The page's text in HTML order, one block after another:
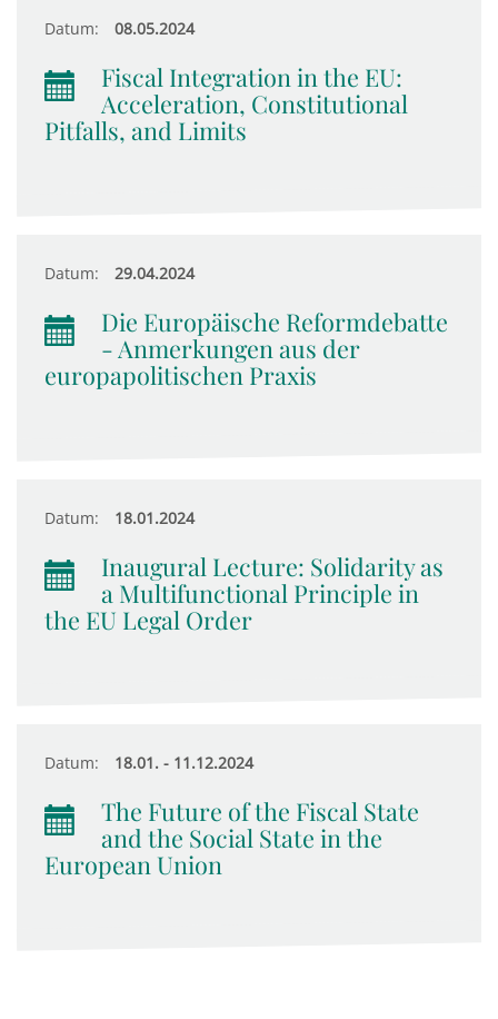
Datum: 08.05.2024
Fiscal Integration in the EU:
Acceleration, Constitutional
Pitfalls, and Limits
Datum: 29.04.2024
Die Europäische Reformdebatte
- Anmerkungen aus der
europapolitischen Praxis
Datum: 18.01.2024
Inaugural Lecture: Solidarity as
a Multifunctional Principle in
the EU Legal Order
Datum: 18.01. - 11.12.2024
The Future of the Fiscal State
and the Social State in the
European Union